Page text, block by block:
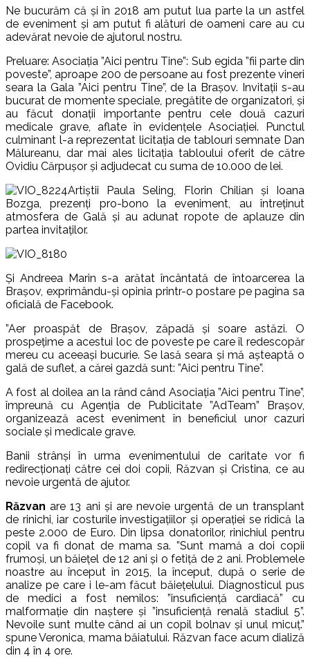
Ne bucurăm că și în 2018 am putut lua parte la un astfel
de eveniment și am putut fi alături de oameni care au cu
adevărat nevoie de ajutorul nostru.
Preluare: Asociația ”Aici pentru Tine”: Sub egida ”fii parte din
poveste”, aproape 200 de persoane au fost prezente vineri
seara la Gala ”Aici pentru Tine”, de la Brașov. Invitații s-au
bucurat de momente speciale, pregătite de organizatori, și
au făcut donații importante pentru cele două cazuri
medicale grave, aflate în evidențele Asociației. Punctul
culminant l-a reprezentat licitația de tablouri semnate Dan
Mălureanu, dar mai ales licitația tabloului oferit de către
Ovidiu Cărpușor și adjudecat cu suma de 10.000 de lei.
Artiștii Paula Seling, Florin Chilian și Ioana
Bozga, prezenți pro-bono la eveniment, au întreținut
atmosfera de Gală și au adunat ropote de aplauze din
partea invitaților.
Și Andreea Marin s-a arătat încântată de întoarcerea la
Brașov, exprimându-și opinia printr-o postare pe pagina sa
oficială de Facebook.
”Aer proaspăt de Brașov, zăpadă și soare astăzi. O
prospețime a acestui loc de poveste pe care îl redescopăr
mereu cu aceeași bucurie. Se lasă seara și mă așteaptă o
gală de suflet, a cărei gazdă sunt: ”Aici pentru Tine”.
A fost al doilea an la rând când Asociația ”Aici pentru Tine”,
împreună cu Agenția de Publicitate ”AdTeam” Brașov,
organizează acest eveniment în beneficiul unor cazuri
sociale și medicale grave.
Banii strânși în urma evenimentului de caritate vor fi
redirecționați către cei doi copii, Răzvan și Cristina, ce au
nevoie urgentă de ajutor.
Răzvan are 13 ani și are nevoie urgentă de un transplant
de rinichi, iar costurile investigațiilor și operației se ridică la
peste 2.000 de Euro. Din lipsa donatorilor, rinichiul pentru
copil va fi donat de mama sa. ”Sunt mamă a doi copii
frumoși, un băiețel de 12 ani și o fetiță de 2 ani. Problemele
noastre au început în 2015, la început, după o serie de
analize pe care i le-am făcut băiețelului. Diagnosticul pus
de medici a fost nemilos: ”insuficiență cardiacă” cu
malformație din naștere și ”insuficiență renală stadiul 5”.
Nevoile sunt multe când ai un copil bolnav și unul micuț.”
spune Veronica, mama băiatului. Răzvan face acum dializă
din 4 în 4 ore.